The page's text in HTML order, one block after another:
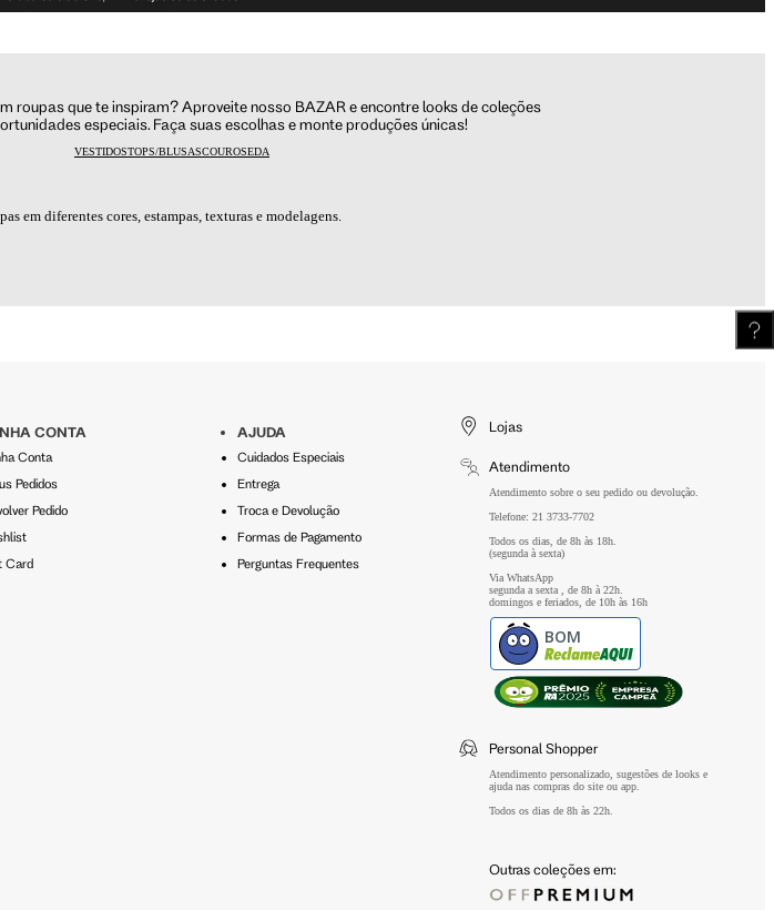
roupas que te inspiram? Aproveite nosso BAZAR e encontre looks de coleções
especiais. Faça suas escolhas e monte produções únicas!
VESTIDOSTOPS/BLUSASCOUROSEDA
em diferentes cores, estampas, texturas e modelagens.
CONTA
Conta
Pedidos
Pedido
Card
AJUDA
Cuidados Especiais
Entrega
Troca e Devolução
Formas de Pagamento
Perguntas Frequentes
Lojas
Atendimento
Atendimento sobre o seu pedido ou devolução.
Telefone: 21 3733-7702
Todos os dias, de 8h às 18h.
(segunda à sexta)
Via WhatsApp
segunda a sexta , de 8h à 22h.
domingos e feriados, de 10h às 16h
BOM
Personal Shopper
Atendimento personalizado, sugestões de looks e
ajuda nas compras do site ou app.
Todos os dias de 8h às 22h.
Outras coleções em: